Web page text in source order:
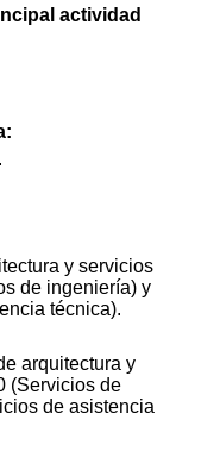
actividad
y servicios
de ingeniería) y
técnica).
arquitectura y
(Servicios de
de asistencia